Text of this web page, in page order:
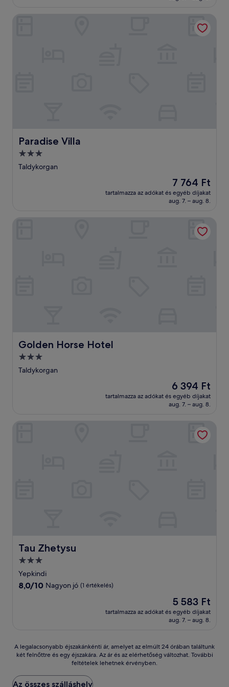
Paradise Villa
Paradise Villa
3.0
csillagos
Taldykorgan
Az
ár
7 764 Ft
7 764 Ft
tartalmazza az adókat és egyéb díjakat
aug. 7. – aug. 8.
Golden Horse Hotel
Golden Horse Hotel
3.0
csillagos
Taldykorgan
Az
ár
6 394 Ft
6 394 Ft
tartalmazza az adókat és egyéb díjakat
aug. 7. – aug. 8.
Tau Zhetysu
Tau Zhetysu
3.0
csillagos
szálláshely
Yepkindi
8.0
8,0/10 Nagyon jó (1 értékelés)
Az
ár
5 583 Ft
5 583 Ft
tartalmazza az adókat és egyéb díjakat
aug. 7. – aug. 8.
A
legalacsonyabb
ár,
amelyet
A legalacsonyabb éjszakánkénti ár, amelyet az elmúlt 24 órában találtunk
két felnőttre és egy éjszakára. Az ár és az elérhetőség változhat. További
feltételek lehetnek érvényben.
Az összes szálláshely